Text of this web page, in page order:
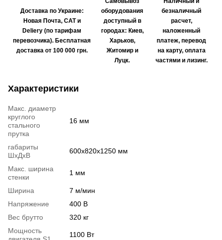
Доставка по Украине:
Новая Почта, САТ и
Deliery (по тарифам
перевозчика). Бесплатная
доставка от 100 000 грн.
оборудования
доступный в
городах: Киев,
Харьков,
Житомир и
Луцк.
безналичный
расчет,
наложенный
платеж, перевод
на карту, оплата
частями и лизинг.
Характеристики
Макс. диаметр
круглого
стального
прутка
16 мм
габариты
ШхДхВ
600х820х1250 мм
Макс. ширина
стенки
1 мм
Ширина
7 м/мин
Напряжение
400 В
Вес брутто
320 кг
Мощность
1100 Вт